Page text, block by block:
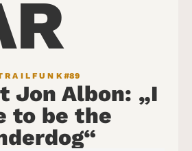
#89
Jon Albon: „I
to be the